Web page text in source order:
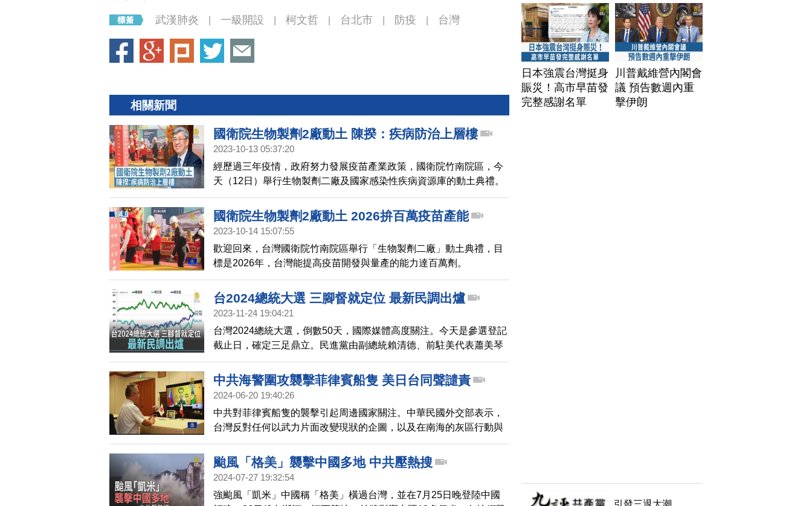
武漢肺炎 一級開設 柯文哲 台北市 防疫 台灣
相關新聞
國衛院生物製劑2廠動土 陳揆：疾病防治上層樓
2023-10-13 05:37:20
經歷過三年疫情，政府努力發展疫苗產業政策，國衛院竹南院區，今
天（12日）舉行生物製劑二廠及國家感染性疾病資源庫的動土典禮。
盼藉由產程開發的能量，與產業攜手提升國內生物製劑自製能力。
國衛院生物製劑2廠動土 2026拚百萬疫苗產能
2023-10-14 15:07:55
歡迎回來，台灣國衛院竹南院區舉行「生物製劑二廠」動土典禮，目
標是2026年，台灣能提高疫苗開發與量產的能力達百萬劑。
台2024總統大選 三腳督就定位 最新民調出爐
2023-11-24 19:04:21
台灣2024總統大選，倒數50天，國際媒體高度關注。今天是參選登記
截止日，確定三足鼎立。民進黨由副總統賴清德、前駐美代表蕭美琴
搭檔；國民黨由新北市長侯友宜聯手媒體人趙少康；民眾黨由黨主席
柯文哲搭檔同黨立法委員吳欣盈。預計12月將有三場總統電視政見發
表會。根據今天發布的最新民調，《美麗島電子報》21至23日調查在
國民黨侯友宜的31.1％，民眾黨柯文哲25.2％排名老三。
中共海警圍攻襲擊菲律賓船隻 美日台同聲譴責
2024-06-20 19:40:26
中共對菲律賓船隻的襲擊引起周邊國家關注。中華民國外交部表示，
台灣反對任何以武力片面改變現狀的企圖，以及在南海的灰區行動與
軍事脅迫。美國國務卿布林肯也與菲律賓外長通話，譴責中共破壞區
域和平穩定，並重申美國根據《共同防禦條約》對菲律賓的堅定承
諾。此外，日本自衛隊統合幕僚長吉田圭秀，也與菲律賓參謀總長進
隊始終站在菲律賓這邊，並將深化與菲律賓及理念相近國家的合作。
颱風「格美」襲擊中國多地 中共壓熱搜
2024-07-27 19:32:54
強颱風「凱米」中國稱「格美」橫過台灣，並在7月25日晚登陸中國
日本強震台灣挺身
賑災！高市早苗發
完整感謝名單
川普戴維營內閣會
議 預告數週內重
擊伊朗